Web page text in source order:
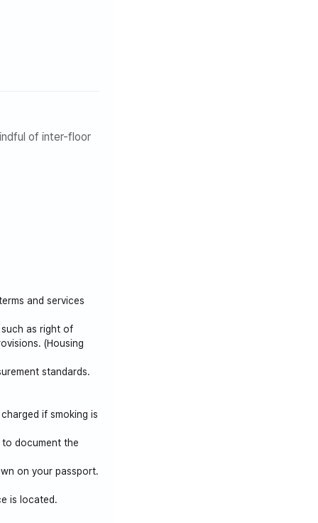
ボウル、皿、ス
ーム、カーテン、
時の追加費用や寝
ート、映画館、食
of inter-floor
and services
as right of
(Housing
standards.
if smoking is
document the
on your passport.
is located.